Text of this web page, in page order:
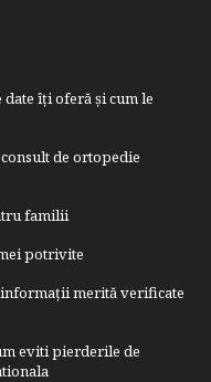
date îți oferă și cum le
de ortopedie
familii
potrivite
informații merită verificate
eviti pierderile de